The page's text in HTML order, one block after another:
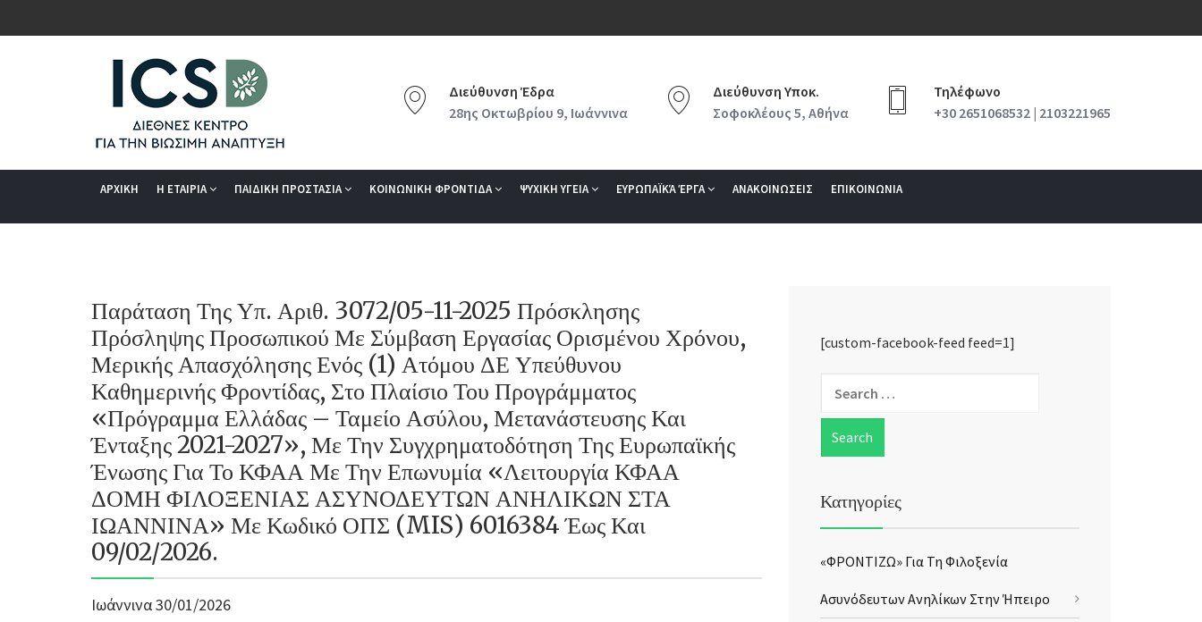
Διεύθυνση Έδρα
28ης Οκτωβρίου 9, Ιωάννινα
Διεύθυνση Υποκ.
Σοφοκλέους 5, Αθήνα
Τηλέφωνο
+30 2651068532 | 2103221965
ΑΡΧΙΚΗ Η ΕΤΑΙΡΙΑ ΠΑΙΔΙΚΗ ΠΡΟΣΤΑΣΙΑ ΚΟΙΝΩΝΙΚΗ ΦΡΟΝΤΙΔΑ ΨΥΧΙΚΗ ΥΓΕΙΑ ΕΥΡΩΠΑΪΚΆ ΈΡΓΑ ΑΝΑΚΟΙΝΩΣΕΙΣ ΕΠΙΚΟΙΝΩΝΙΑ
Παράταση Της Υπ. Αριθ. 3072/05-11-2025 Πρόσκλησης
Πρόσληψης Προσωπικού Με Σύμβαση Εργασίας Ορισμένου Χρόνου,
Μερικής Απασχόλησης Ενός (1) Ατόμου ΔΕ Υπεύθυνου
Καθημερινής Φροντίδας, Στο Πλαίσιο Του Προγράμματος
«Πρόγραμμα Ελλάδας – Ταμείο Ασύλου, Μετανάστευσης Και
Ένταξης 2021-2027», Με Την Συγχρηματοδότηση Της Ευρωπαϊκής
Ένωσης Για Το ΚΦΑΑ Με Την Επωνυμία «Λειτουργία ΚΦΑΑ
ΔΟΜΗ ΦΙΛΟΞΕΝΙΑΣ ΑΣΥΝΟΔΕΥΤΩΝ ΑΝΗΛΙΚΩΝ ΣΤΑ
ΙΩΑΝΝΙΝΑ» Με Κωδικό ΟΠΣ (MIS) 6016384 Έως Και
09/02/2026.
Ιωάννινα 30/01/2026
[custom-facebook-feed feed=1]
Κατηγορίες
«ΦΡΟΝΤΙΖΩ» Για Τη Φιλοξενία
Ασυνόδευτων Ανηλίκων Στην Ήπειρο